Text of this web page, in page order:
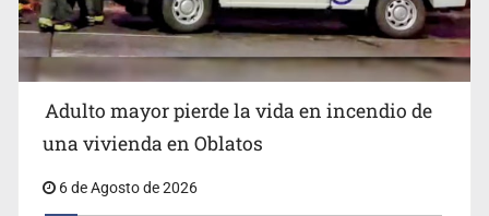
Capturan en Zapopan a defraudador de paquetes
Adulto mayor pierde la vida en incendio de
una vivienda en Oblatos
6 de Agosto de 2026